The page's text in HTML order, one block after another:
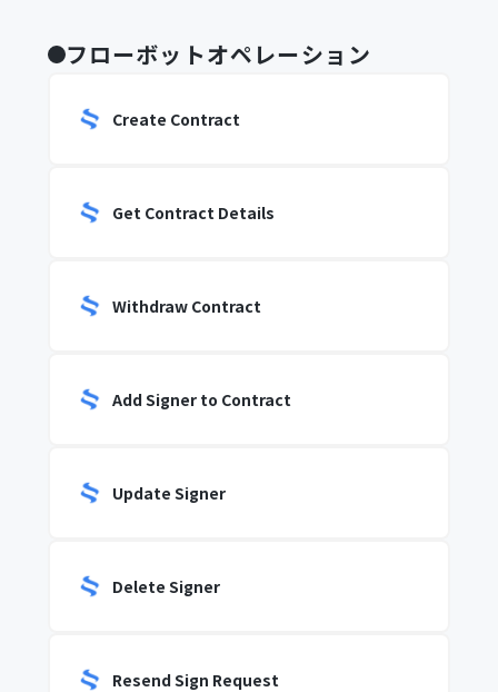
フローボットオペレーション
Create Contract
Get Contract Details
Withdraw Contract
Add Signer to Contract
Update Signer
Delete Signer
Resend Sign Request